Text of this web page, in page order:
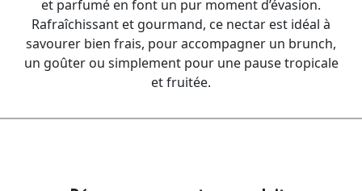
et parfumé en font un pur moment d’évasion.
Rafraîchissant et gourmand, ce nectar est idéal à
savourer bien frais, pour accompagner un brunch,
un goûter ou simplement pour une pause tropicale
et fruitée.